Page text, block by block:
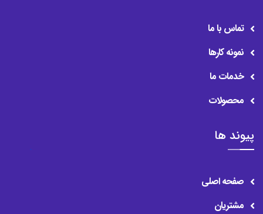
تماس با ما
نمونه کارها
خدمات ما
محصولات
پیوند ها
صفحه اصلی
مشتریان